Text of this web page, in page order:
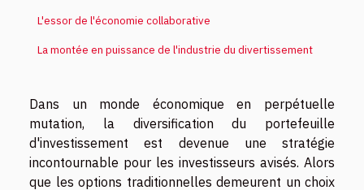
L'essor de l'économie collaborative
La montée en puissance de l'industrie du divertissement
Dans un monde économique en perpétuelle
mutation, la diversification du portefeuille
d'investissement est devenue une stratégie
incontournable pour les investisseurs avisés. Alors
que les options traditionnelles demeurent un choix